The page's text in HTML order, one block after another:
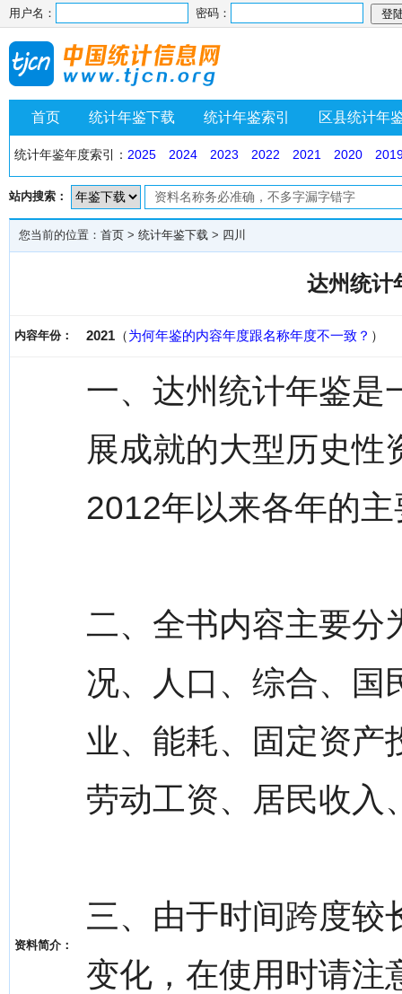
用户名： 密码：
首页 统计年鉴下载 统计年鉴索引 区县统计年
统计年鉴年度索引： 2025 2024 2023 2022 2021 2020
站内搜索：
您当前的位置： 首页 > 统计年鉴下载 > 四川
达州统计
内容年份： 2021 （为何年鉴的内容年度跟名称年度不一致？ ）
资料简介：
一、达州统计年鉴是
展成就的大型历史性
2012年以来各年的
二、全书内容主要分
况、人口、综合、国
业、能耗、固定资产
劳动工资、居民收入
三、由于时间跨度较
变化，在使用时请注